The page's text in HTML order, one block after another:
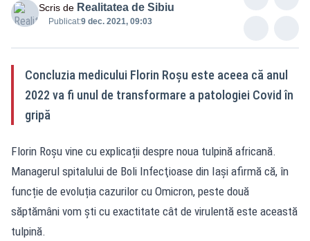
Scris de Realitatea de Sibiu
Publicat:9 dec. 2021, 09:03
Concluzia medicului Florin Roșu este aceea că anul
2022 va fi unul de transformare a patologiei Covid în
gripă
Florin Roşu vine cu explicații despre noua tulpină africană.
Managerul spitalului de Boli Infecţioase din Iaşi afirmă că, în
funcție de evoluția cazurilor cu Omicron, peste două
săptămâni vom şti cu exactitate cât de virulentă este această
tulpină.